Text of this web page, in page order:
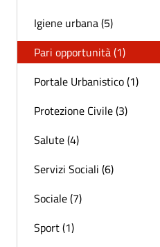
Igiene urbana (5)
Pari opportunità (1)
Portale Urbanistico (1)
Protezione Civile (3)
Salute (4)
Servizi Sociali (6)
Sociale (7)
Sport (1)